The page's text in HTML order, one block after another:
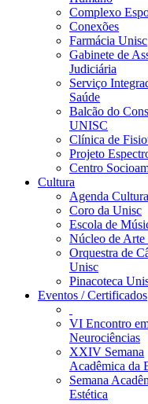
Complexo
Conexões
Farmácia Unisc
Gabinete de
Judiciária
Serviço
Saúde
Balcão do
UNISC
Clínica de
Projeto
Centro
Cultura
Agenda
Coro da Unisc
Escola de
Núcleo de Arte
Orquestra de
Unisc
Pinacoteca
Eventos / Certificados
VI Encontro
Neurociências
XXIV Semana
Acadêmica da
Semana
Estética